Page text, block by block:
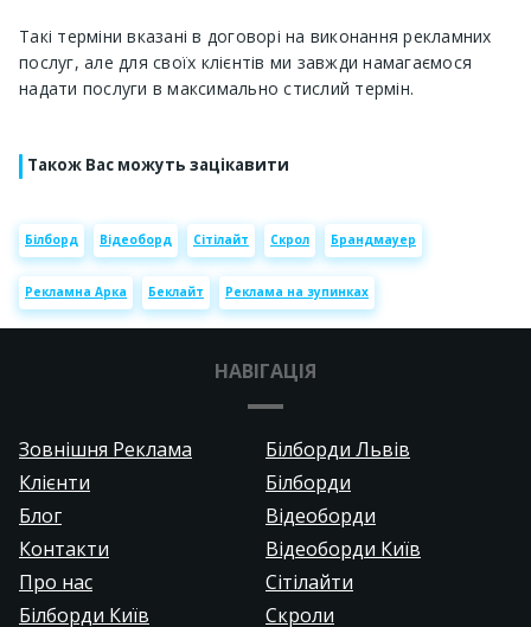
Такі терміни вказані в договорі на виконання рекламних
послуг, але для своїх клієнтів ми завжди намагаємося
надати послуги в максимально стислий термін.
Також Вас можуть зацікавити
Білборд Відеоборд Сітілайт Скрол Брандмауер
Рекламна Арка Беклайт Реклама на зупинках
НАВІГАЦІЯ
Зовнішня Реклама
Білборди Львів
Клієнти
Білборди
Блог
Відеоборди
Контакти
Відеоборди Київ
Про нас
Сітілайти
Білборди Київ
Скроли